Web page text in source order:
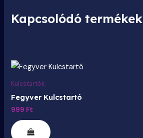
Kapcsolódó termékek
Kulcstartók
Fegyver Kulcstartó
999 Ft
Ennek
terméknek
van.